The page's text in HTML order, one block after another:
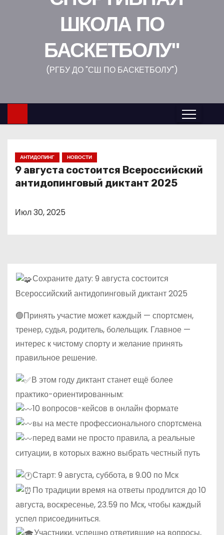
ШКОЛА ПО
БАСКЕТБОЛУ"
(РГБУ ДО "СШ ПО БАСКЕТБОЛУ")
АНТИДОПИНГ НОВОСТИ
9 августа состоится Всероссийский
антидопинговый диктант 2025
Июл 30, 2025
Сохраните дату: 9 августа состоится
Всероссийский антидопинговый диктант 2025
🟢Принять участие может каждый — спортсмен,
тренер, судья, родитель, болельщик. Главное —
интерес к чистому спорту и желание принять
правильное решение.
В этом году диктант станет ещё более
практико-ориентированным:
10 вопросов-кейсов в онлайн формате
вы на месте профессионального спортсмена
перед вами не просто правила, а реальные
ситуации, в которых важно выбрать честный путь
Старт: 9 августа, суббота, в 9.00 по Мск
По традиции время на ответы продлится до 10
августа, воскресенье, 23.59 по Мск, чтобы каждый
успел присоединиться.